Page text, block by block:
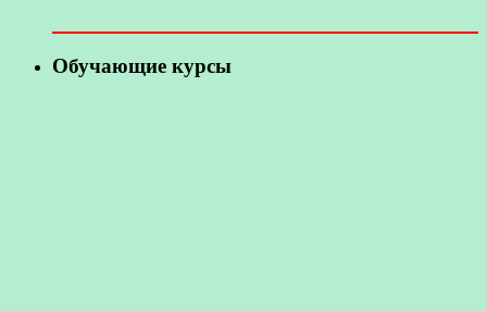
Обучающие курсы